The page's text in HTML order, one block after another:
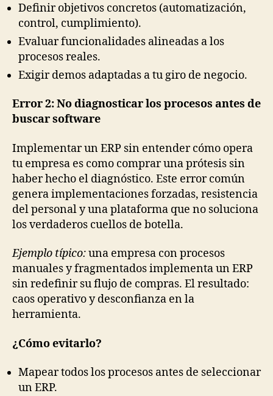
Definir objetivos concretos (automatización,
control, cumplimiento).
Evaluar funcionalidades alineadas a los
procesos reales.
Exigir demos adaptadas a tu giro de negocio.
Error 2: No diagnosticar los procesos antes de
buscar software
Implementar un ERP sin entender cómo opera
tu empresa es como comprar una prótesis sin
haber hecho el diagnóstico. Este error común
genera implementaciones forzadas, resistencia
del personal y una plataforma que no soluciona
los verdaderos cuellos de botella.
Ejemplo típico:una empresa con procesos
manuales y fragmentados implementa un ERP
sin redefinir su flujo de compras. El resultado:
caos operativo y desconfianza en la
herramienta.
¿Cómo evitarlo?
Mapear todos los procesos antes de seleccionar
un ERP.